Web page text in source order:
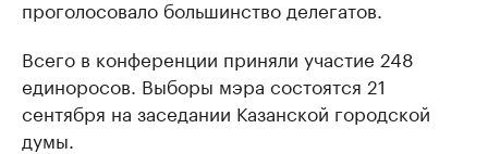
проголосовало большинство делегатов.
Всего в конференции приняли участие 248
единоросов. Выборы мэра состоятся 21
сентября на заседании Казанской городской
думы.